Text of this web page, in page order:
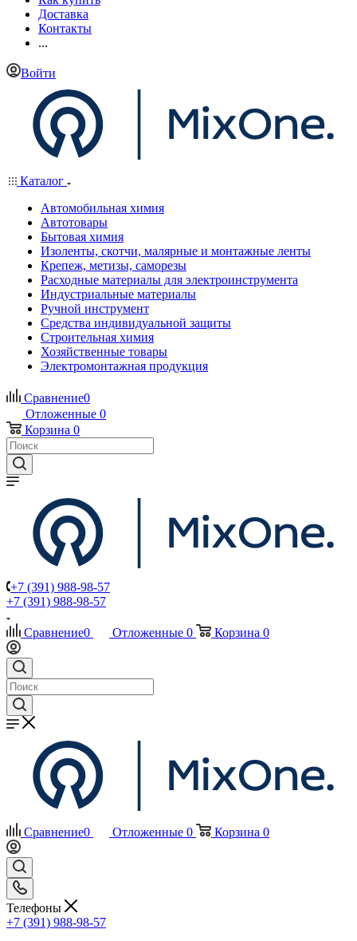
Доставка
Контакты
...
Войти
Каталог
Автомобильная химия
Автотовары
Бытовая химия
Изоленты, скотчи, малярные и монтажные ленты
Крепеж, метизы, саморезы
Расходные материалы для электроинструмента
Индустриальные материалы
Ручной инструмент
Средства индивидуальной защиты
Строительная химия
Хозяйственные товары
Электромонтажная продукция
Сравнение0
Отложенные 0
Корзина 0
+7 (391) 988-98-57
+7 (391) 988-98-57
Сравнение0 Отложенные 0 Корзина 0
Сравнение0 Отложенные 0 Корзина 0
Телефоны
+7 (391) 988-98-57